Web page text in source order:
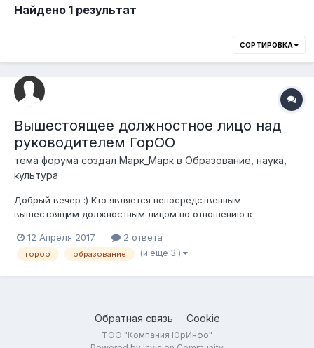
Найдено 1 результат
СОРТИРОВКА
Вышестоящее должностное лицо над
руководителем ГорОО
тема форума создал Марк_Марк в Образование, наука,
культура
Добрый вечер :) Кто является непосредственным
вышестоящим должностным лицом по отношению к
Руководитель Управления образования области? Спасибо :)
12 Апреля 2017 2 ответа
гороо образование (и еще 3 )
Обратная связь Cookie
ТОО "Компания ЮрИнфо"